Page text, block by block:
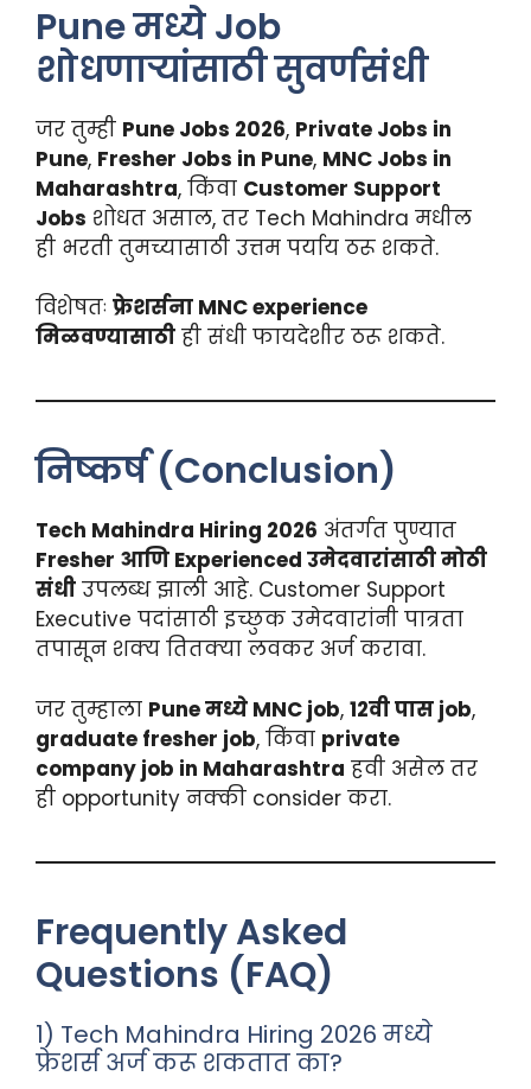
Pune मध्ये Job
शोधणाऱ्यांसाठी सुवर्णसंधी
जर तुम्ही Pune Jobs 2026, Private Jobs in
Pune, Fresher Jobs in Pune, MNC Jobs in
Maharashtra, किंवा Customer Support
Jobs शोधत असाल, तर Tech Mahindra मधील
ही भरती तुमच्यासाठी उत्तम पर्याय ठरू शकते.
विशेषतः फ्रेशर्सना MNC experience
मिळवण्यासाठी ही संधी फायदेशीर ठरू शकते.
निष्कर्ष (Conclusion)
Tech Mahindra Hiring 2026 अंतर्गत पुण्यात
Fresher आणि Experienced उमेदवारांसाठी मोठी
संधी उपलब्ध झाली आहे. Customer Support
Executive पदांसाठी इच्छुक उमेदवारांनी पात्रता
तपासून शक्य तितक्या लवकर अर्ज करावा.
जर तुम्हाला Pune मध्ये MNC job, 12वी पास job,
graduate fresher job, किंवा private
company job in Maharashtra हवी असेल तर
ही opportunity नक्की consider करा.
Frequently Asked
Questions (FAQ)
1) Tech Mahindra Hiring 2026 मध्ये
फ्रेशर्स अर्ज करू शकतात का?